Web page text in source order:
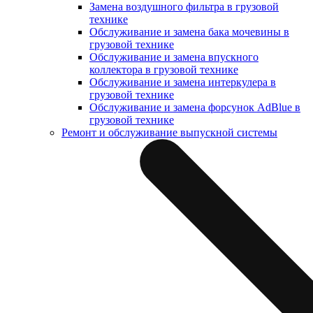
Замена воздушного фильтра в грузовой
технике
Обслуживание и замена бака мочевины в
грузовой технике
Обслуживание и замена впускного
коллектора в грузовой технике
Обслуживание и замена интеркулера в
грузовой технике
Обслуживание и замена форсунок AdBlue в
грузовой технике
Ремонт и обслуживание выпускной системы